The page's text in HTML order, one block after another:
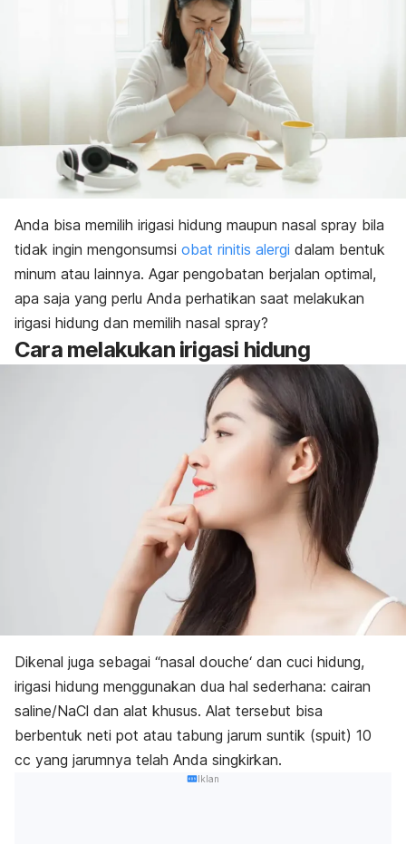
Anda bisa memilih irigasi hidung maupun nasal spray bila
tidak ingin mengonsumsi obat rinitis alergi dalam bentuk
minum atau lainnya. Agar pengobatan berjalan optimal,
apa saja yang perlu Anda perhatikan saat melakukan
irigasi hidung dan memilih nasal spray?
Cara melakukan irigasi hidung
Dikenal juga sebagai “nasal douche‘ dan cuci hidung,
irigasi hidung menggunakan dua hal sederhana: cairan
saline/NaCl dan alat khusus. Alat tersebut bisa
berbentuk neti pot atau tabung jarum suntik (spuit) 10
cc yang jarumnya telah Anda singkirkan.
Iklan